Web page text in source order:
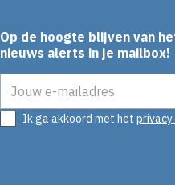
Op de hoogte blijven van
nieuws alerts in je mailbox!
Ik ga akkoord met het